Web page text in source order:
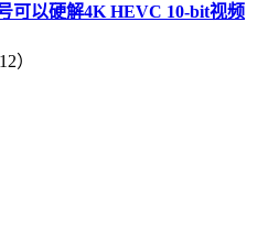
可以硬解4K HEVC 10-bit视频
）